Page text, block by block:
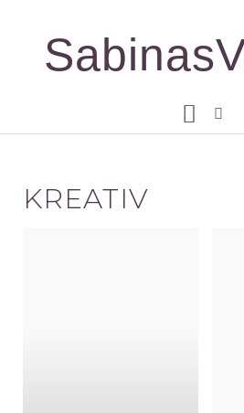
indholdet
KREATIV